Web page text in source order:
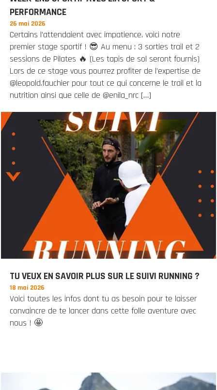
PERFORMANCE
26 mai 2026
Certains l’attendaient avec impatience, voici notre
premier stage sportif ! 😎 Au menu : 3 sorties trail et 2
sessions de Pilates 🔥 (Les tapis de sol seront fournis)
Lors de ce stage vous pourrez profiter de l’expertise de
@leopold.fauchier pour tout ce qui concerne le trail et la
nutrition ainsi que celle de @enila_nrc […]
TU VEUX EN SAVOIR PLUS SUR LE SUIVI RUNNING ?
18 mai 2026
Voici toutes les infos dont tu as besoin pour te laisser
convaincre de te lancer dans cette folle aventure avec
nous ! 🤩